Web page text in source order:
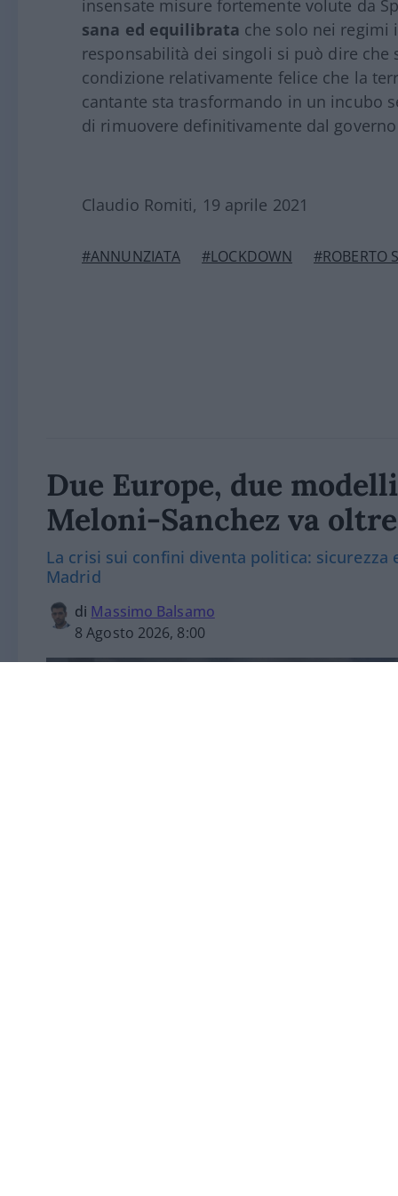
insensate misure fortemente volute da
sana ed equilibrata che solo nei regimi
responsabilità dei singoli si può dire
condizione relativamente felice che la
cantante sta trasformando in un incubo
di rimuovere definitivamente dal
Claudio Romiti, 19 aprile 2021
#ANNUNZIATA #LOCKDOWN #ROBERTO
Due Europe, due
Meloni-Sanchez va
La crisi sui confini diventa politica:
Madrid
di Massimo Balsamo
8 Agosto 2026, 8:00